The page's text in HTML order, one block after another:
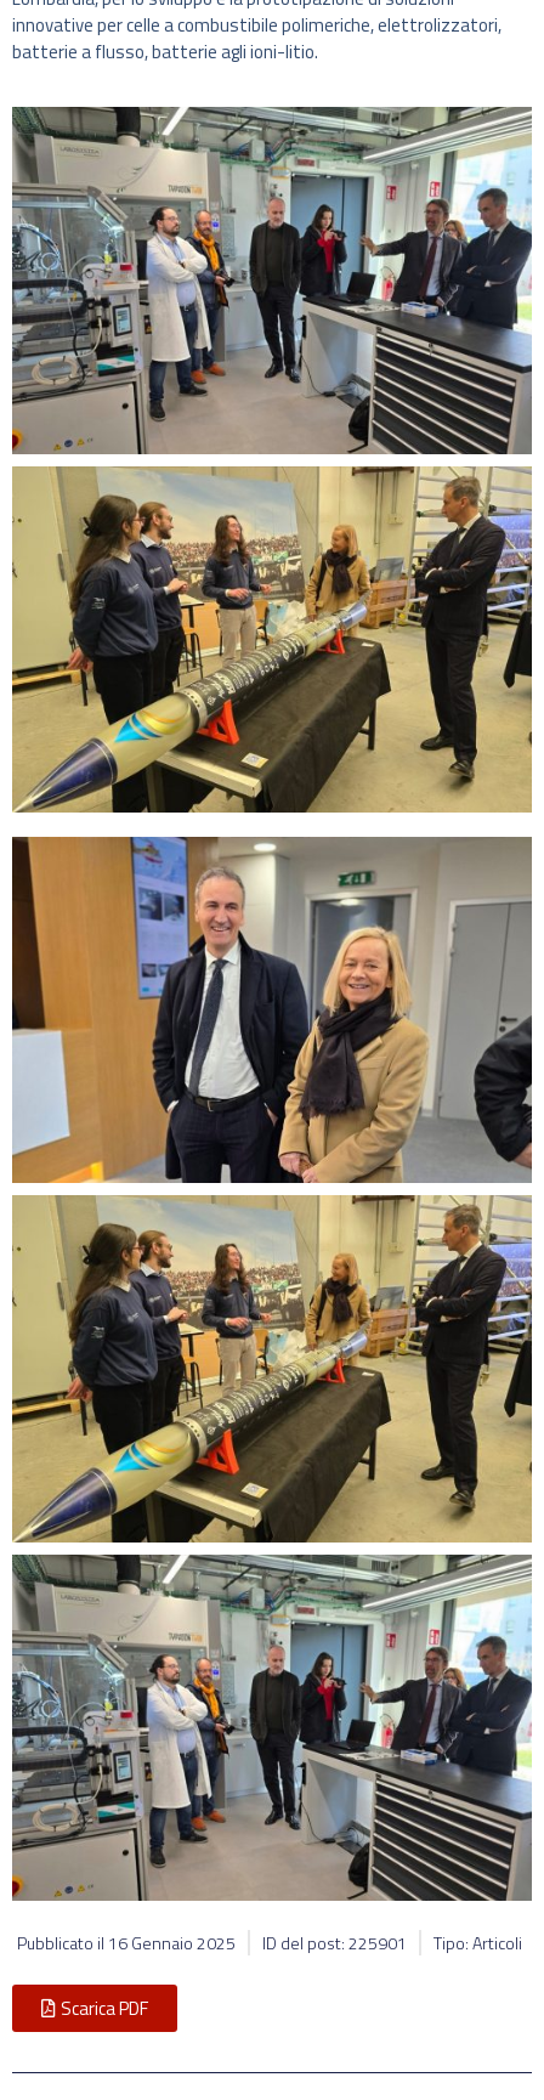
innovative per celle a combustibile polimeriche, elettrolizzatori,
batterie a flusso, batterie agli ioni-litio.
Pubblicato il 16 Gennaio 2025 ID del post: 225901 Tipo: Articoli
Scarica PDF